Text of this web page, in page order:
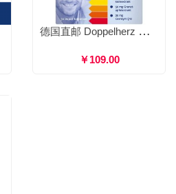
德国直邮 Doppelherz 双心 男士复合维生素营养片 提高免疫力养肾抗衰老 30粒
￥109.00